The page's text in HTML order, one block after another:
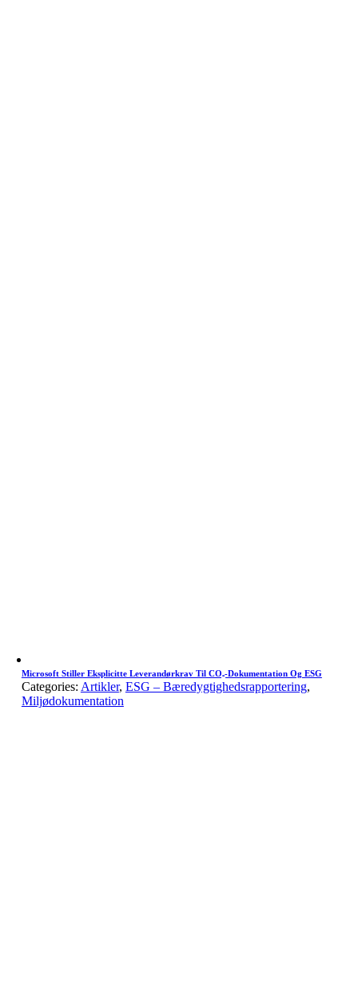
Microsoft Stiller Eksplicitte Leverandørkrav Til CO₂-Dokumentation Og ESG
Categories: Artikler, ESG – Bæredygtighedsrapportering,
Miljødokumentation